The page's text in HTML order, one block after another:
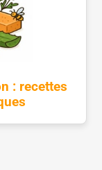
: recettes